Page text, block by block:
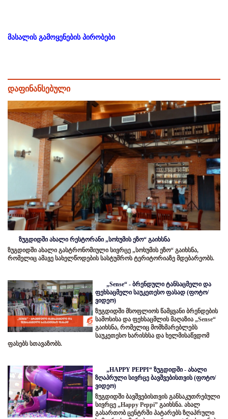
მასალის გამოყენების პირობები
დაფინანსებული
ზუგდიდში ახალი რესტორანი „სოხუმის ეზო“ გაიხსნა
ზუგდიდში ახალი გასტრონომიული სივრცე „სოხუმის ეზო“ გაიხსნა,
რომელიც ამავე სახელწოდების სასტუმროს ტერიტორიაზე მდებარეობს.
„Sense“ - ბრენდული ტანსაცმელი და
ფეხსაცმელი საუკეთესო ფასად (ფოტო/
ვიდეო)
ზუგდიდში მსოფლიოს წამყვანი ბრენდების
სამოსისა და ფეხსაცმლის მაღაზია „Sense“
გაიხსნა, რომელიც მომხმარებლებს
საუკეთესო ხარისხსა და ხელმისაწვდომ
ფასებს სთავაზობს.
„HAPPY PEPPI“ ზუგდიდში - ახალი
ზღაპრული სივრცე ბავშვებისთვის (ფოტო/
ვიდეო)
ზუგდიდში ბავშვებისთვის განსაკუთრებული
სივრცე „Happy Peppi” გაიხსნა. ახალ
გასართობ ცენტრში პატარებს ზღაპრული